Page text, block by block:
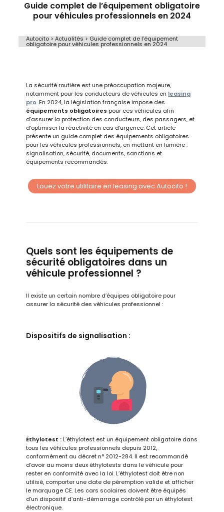
Guide complet de l’équipement obligatoire
pour véhicules professionnels en 2024
Autocito>Actualités>Guide complet de l’équipement
obligatoire pour véhicules professionnels en 2024
La sécurité routière est une préoccupation majeure,
notamment pour les conducteurs de véhicules en leasing
pro. En 2024, la législation française impose des
équipements obligatoires pour ces véhicules afin
d’assurer la protection des conducteurs, des passagers, et
d’optimiser la réactivité en cas d’urgence. Cet article
présente un guide complet des équipements obligatoires
pour les véhicules professionnels, en mettant en lumière :
signalisation, sécurité, documents, sanctions et
équipements recommandés.
Louez votre utilitaire en leasing avec Autocito !
Quels sont les équipements de
sécurité obligatoires dans un
véhicule professionnel ?
Il existe un certain nombre d’équipes obligatoire pour
assurer la sécurité des véhicules professionnel :
Dispositifs de signalisation :
Éthylotest : L’éthylotest est un équipement obligatoire dans
tous les véhicules professionnels depuis 2012,
conformément au décret n° 2012-284. Il est recommandé
d’avoir au moins deux éthylotests dans le véhicule pour
rester en conformité avec la loi. L’éthylotest doit être non
utilisé, comporter une date de péremption valide et afficher
le marquage CE. Les cars scolaires doivent être équipés
d’un dispositif d’anti-démarrage contrôlé par un éthylotest
électronique.